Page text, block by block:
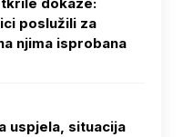
poslužili za
njima isprobana
uspjela, situacija